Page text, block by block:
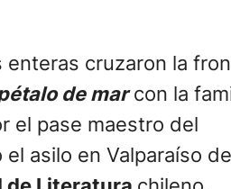
enteras cruzaron la
de marcon la
el pase maestro del
asilo en Valparaíso